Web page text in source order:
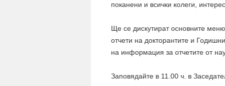
поканени и всички колеги,
Ще се дискутират основните
отчети на докторантите и
на информация за отчетите от
Заповядайте в 11.00 ч. в